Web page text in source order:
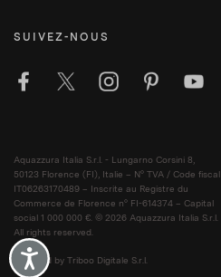
Accessibility
SUIVEZ-NOUS
Aquazzura Italia S.r.l. - Lungarno Corsini 8,
50123 Florence (FI), Italie – N° TVA / Code fiscal
IT06263170489 – Inscrite au Registre du
Commerce de Florence n° FI-614374 – Capital
social 1 000 000 €. © 2026 Aquazzura Italia S.r.l.
All rights reserved.
Powered by Triboo Digitale S.r.l.